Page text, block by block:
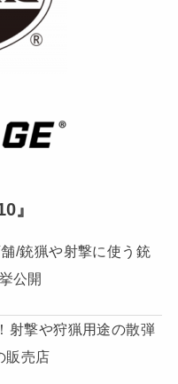
』
/銃猟や射撃に使う銃
公開
射撃や狩猟用途の散弾
販売店